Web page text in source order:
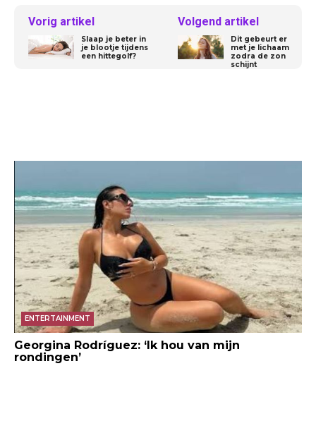
Vorig artikel
Slaap je beter in
je blootje tijdens
een hittegolf?
Volgend artikel
Dit gebeurt er
met je lichaam
zodra de zon
schijnt
ENTERTAINMENT
Georgina Rodríguez: ‘Ik hou van mijn
rondingen’